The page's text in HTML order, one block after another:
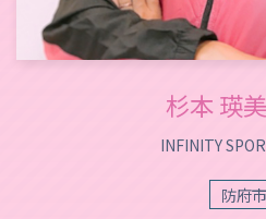
杉本 瑛
INFINITY
防府市